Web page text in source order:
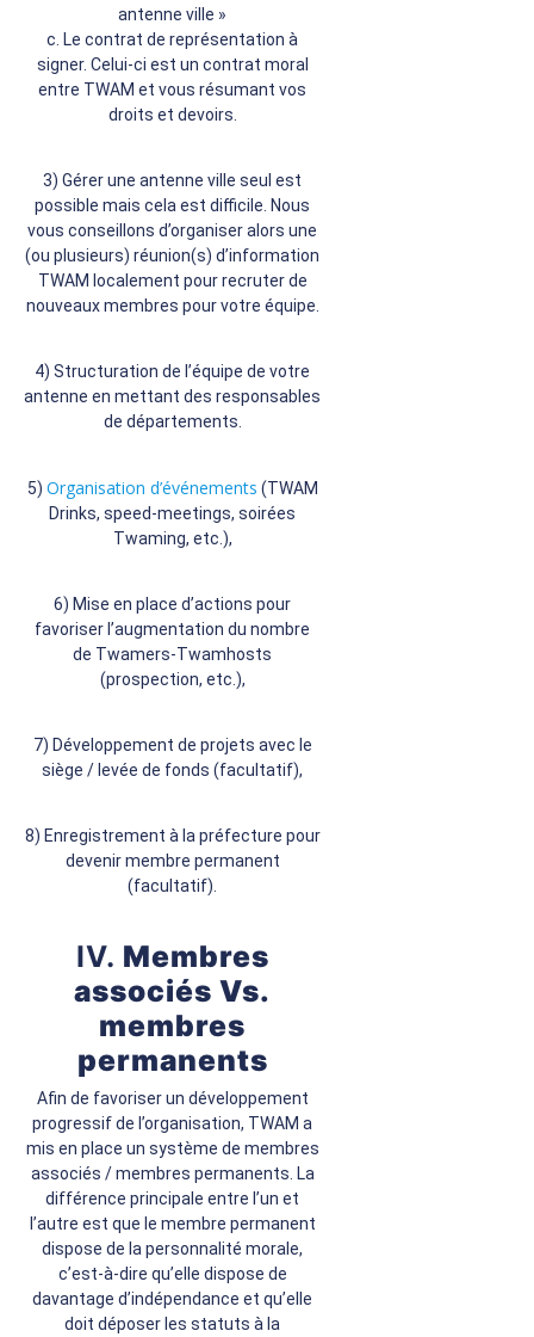
antenne ville »
c. Le contrat de représentation à
signer. Celui-ci est un contrat moral
entre TWAM et vous résumant vos
droits et devoirs.
3) Gérer une antenne ville seul est
possible mais cela est difficile. Nous
vous conseillons d’organiser alors une
(ou plusieurs) réunion(s) d’information
TWAM localement pour recruter de
nouveaux membres pour votre équipe.
4) Structuration de l’équipe de votre
antenne en mettant des responsables
de départements.
5) Organisation d’événements (TWAM
Drinks, speed-meetings, soirées
Twaming, etc.),
6) Mise en place d’actions pour
favoriser l’augmentation du nombre
de Twamers-Twamhosts
(prospection, etc.),
7) Développement de projets avec le
siège / levée de fonds (facultatif),
8) Enregistrement à la préfecture pour
devenir membre permanent
(facultatif).
IV. Membres
associés Vs.
membres
permanents
Afin de favoriser un développement
progressif de l’organisation, TWAM a
mis en place un système de membres
associés / membres permanents. La
différence principale entre l’un et
l’autre est que le membre permanent
dispose de la personnalité morale,
c’est-à-dire qu’elle dispose de
davantage d’indépendance et qu’elle
doit déposer les statuts à la